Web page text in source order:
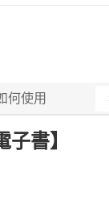
何使用
書】